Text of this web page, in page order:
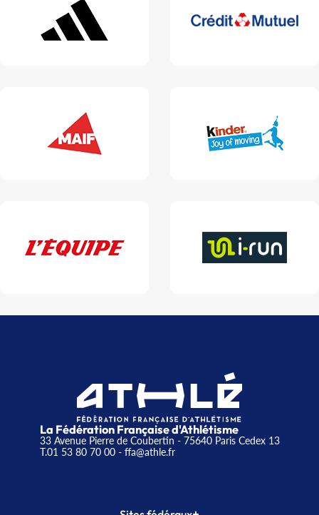
La Fédération Française d'Athlétisme
33 Avenue Pierre de Coubertin - 75640 Paris Cedex 13
T.01 53 80 70 00- ffa@athle.fr